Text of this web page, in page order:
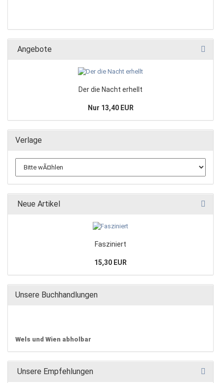
Angebote
Der die Nacht erhellt
Nur 13,40 EUR
Verlage
Neue Artikel
Fasziniert
15,30 EUR
Unsere Buchhandlungen
Wels und Wien abholbar
Unsere Empfehlungen